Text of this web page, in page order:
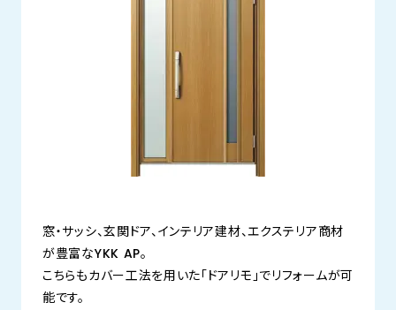
窓・サッシ、玄関ドア、インテリア建材、エクステリア商材
が豊富なYKK AP。
こちらもカバー工法を用いた「ドアリモ」でリフォームが可
能です。